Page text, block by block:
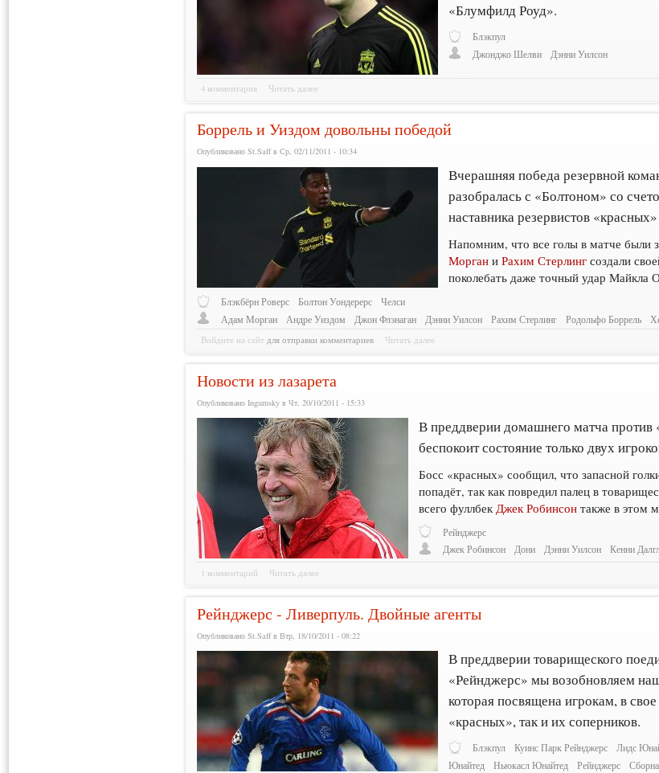
«Блумфилд Роуд».
Блэкпул
Джонджо Шелви
Дэнни Уилсон
4 комментария Читать далее
Боррель и Уиздом довольны победой
Опубликовано St.Saff в Ср, 02/11/2011 - 10:34
Вчерашняя победа резервной
разобралась с «Болтоном» со
наставника резервистов
Напомним, что все голы в матче были
Морган иРахим Стерлинг создали
поколебать даже точный удар Майкла
Блэкбёрн Роверс Болтон Уондерерс
Челси
Адам Морган
Андре Уиздом Джон Флэнаган Дэнни Уилсон Рахим Стерлинг Родольфо Боррель
Войдите на сайт для отправки комментариев Читать далее
Новости из лазарета
Опубликовано Ingumsky в Чт, 20/10/2011 - 15:33
В преддверии домашнего матча
беспокоит состояние только двух
Босс «красных» сообщил, что запасной
попадёт, так как повредил палец в
всего фуллбек Джек Робинсон также в этом
Рейнджерс
Джек Робинсон
Дони Дэнни Уилсон Кенни
1 комментарий Читать далее
Рейнджерс - Ливерпуль. Двойные агенты
Опубликовано St.Saff в Втр, 18/10/2011 - 08:22
В преддверии товарищеского
«Рейнджерс» мы возобновляем
которая посвящена игрокам, в
«красных», так и их соперников.
Блэкпул Куинс Парк Рейнджерс Лидс
Юнайтед
Ньюкасл Юнайтед Рейнджерс